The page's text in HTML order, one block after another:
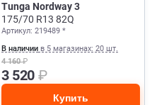
Tunga Nordway 3
175/70 R13 82Q
Артикул: 219489 *
В наличии в 5 магазинах: 20 шт.
4 160₽
3 520 ₽
Купить